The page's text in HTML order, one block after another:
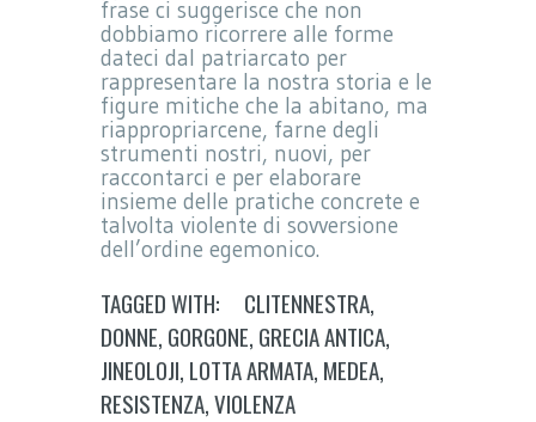
frase ci suggerisce che non
dobbiamo ricorrere alle forme
dateci dal patriarcato per
rappresentare la nostra storia e le
figure mitiche che la abitano, ma
riappropriarcene, farne degli
strumenti nostri, nuovi, per
raccontarci e per elaborare
insieme delle pratiche concrete e
talvolta violente di sovversione
dell’ordine egemonico.
TAGGED WITH: CLITENNESTRA,
DONNE, GORGONE, GRECIA ANTICA,
JINEOLOJI, LOTTA ARMATA, MEDEA,
RESISTENZA,VIOLENZA